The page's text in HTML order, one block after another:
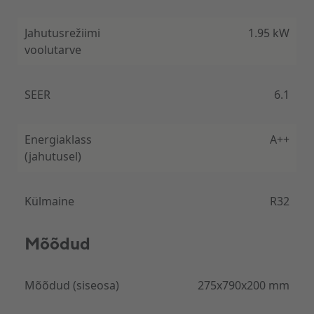
Jahutusrežiimi
voolutarve
1.95 kW
SEER 6.1
Energiaklass
(jahutusel)
A++
Külmaine R32
Mõõdud
Mõõdud (siseosa) 275x790x200 mm